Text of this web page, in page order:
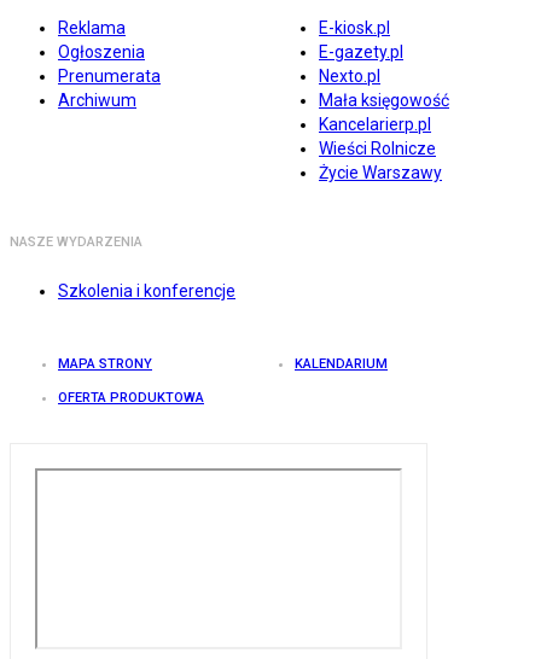
Reklama
Ogłoszenia
Prenumerata
Archiwum
E-kiosk.pl
E-gazety.pl
Nexto.pl
Mała księgowość
Kancelarierp.pl
Wieści Rolnicze
Życie Warszawy
NASZE WYDARZENIA
Szkolenia i konferencje
MAPA STRONY KALENDARIUM
OFERTA PRODUKTOWA